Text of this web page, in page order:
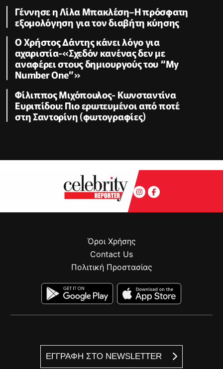
Γέννησε η Λίλα Μπακλέση–Η πρόσφατη
εξομολόγηση για τον διαβήτη κύησης
Ο Χρήστος Δάντης κάνει λόγο για
αχαριστία-«Σχεδόν κανένας δεν με
αναφέρει στους δημιουργούς του “My
Number One”»
Φίλιππος Μιχόπουλος- Κωνσταντίνα
Ευριπίδου: Πιο ερωτευμένοι από ποτέ
στη Σαντορίνη (φωτογραφίες)
ΕΓΓΡΑΦΗ ΣΤΟ NEWSLETTER
Όροι Χρήσης
Contact Us
Πολιτική Προστασίας